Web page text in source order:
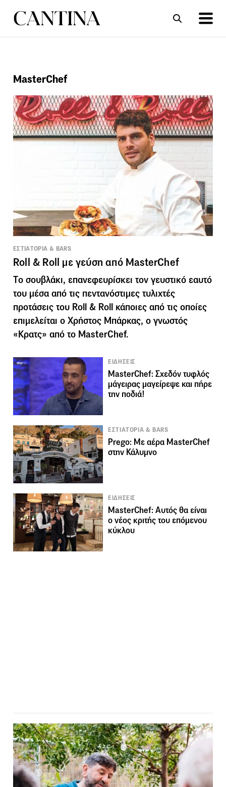
ΣΥΝΤΑΓΕΣ
MasterChef
ΕΣΤΙΑΤΟΡΙΑ & BARS
Roll & Roll με γεύση από MasterChef
Tο σουβλάκι, επανεφευρίσκει τον γευστικό εαυτό
του μέσα από τις πεντανόστιμες τυλιχτές
προτάσεις του Roll & Roll κάποιες από τις οποίες
επιμελείται ο Χρήστος Μπάρκας, ο γνωστός
«Κρατς» από το MasterChef.
ΕΙΔΗΣΕΙΣ
MasterChef: Σχεδόν τυφλός
μάγειρας μαγείρεψε και πήρε
την ποδιά!
ΕΣΤΙΑΤΟΡΙΑ & BARS
Prego: Με αέρα MasterChef
στην Κάλυμνο
ΕΙΔΗΣΕΙΣ
MasterChef: Αυτός θα είναι
ο νέος κριτής του επόμενου
κύκλου